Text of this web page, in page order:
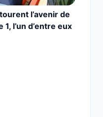
l’avenir de
l’un d’entre eux